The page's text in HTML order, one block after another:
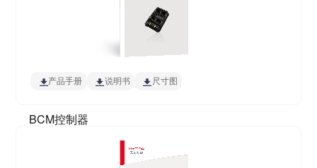
产品手册 说明书 尺寸图
BCM控制器